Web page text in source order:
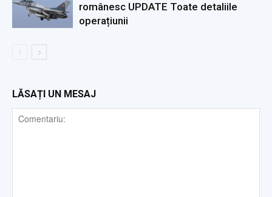
românesc UPDATE Toate detaliile
operațiunii
LĂSAȚI UN MESAJ